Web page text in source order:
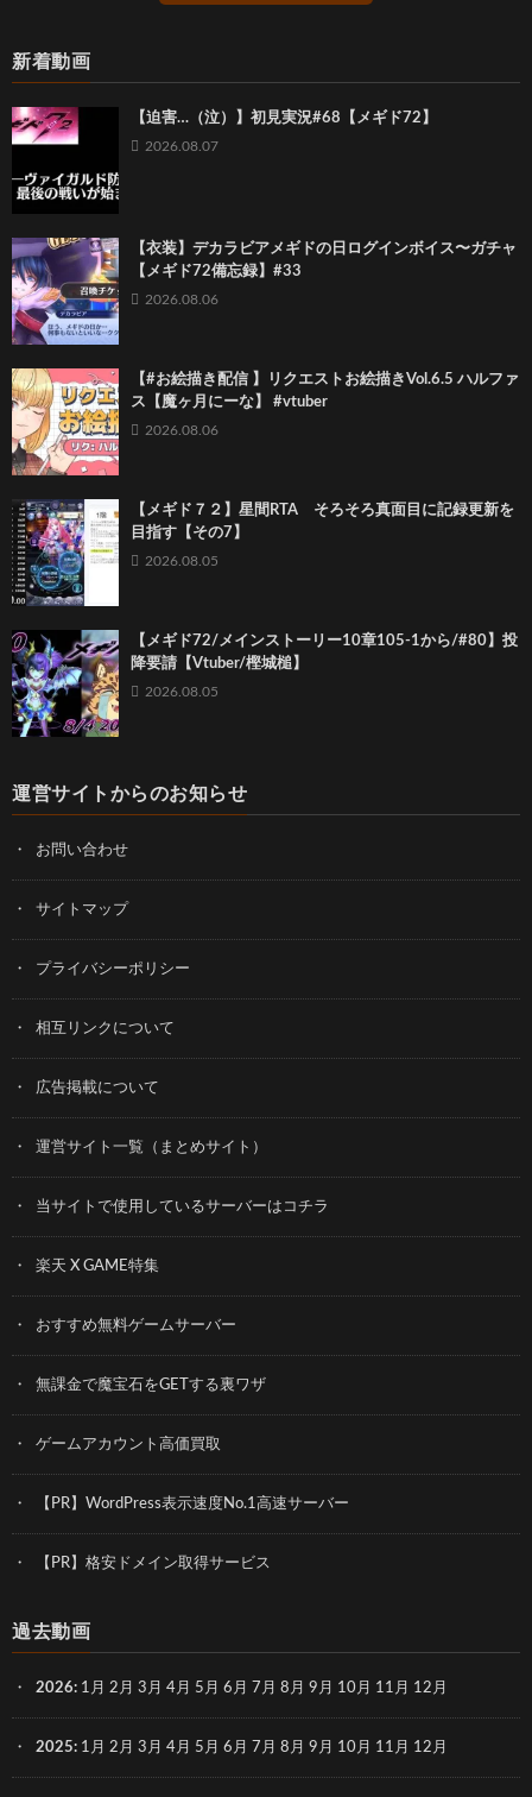
新着動画
【迫害…（泣）】初見実況#68【メギド72】
2026.08.07
【衣装】デカラビアメギドの日ログインボイス〜ガチャ
【メギド72備忘録】#33
2026.08.06
【#お絵描き配信 】リクエストお絵描きVol.6.5 ハルファ
ス【魔ヶ月にーな】 #vtuber
2026.08.06
【メギド７２】星間RTA そろそろ真面目に記録更新を
目指す【その7】
2026.08.05
【メギド72/メインストーリー10章105-1から/#80】投
降要請【Vtuber/樫城槌】
2026.08.05
運営サイトからのお知らせ
お問い合わせ
サイトマップ
プライバシーポリシー
相互リンクについて
広告掲載について
運営サイト一覧（まとめサイト）
当サイトで使用しているサーバーはコチラ
楽天 X GAME特集
おすすめ無料ゲームサーバー
無課金で魔宝石をGETする裏ワザ
ゲームアカウント高価買取
【PR】WordPress表示速度No.1高速サーバー
【PR】格安ドメイン取得サービス
過去動画
2026: 1月 2月 3月 4月 5月 6月 7月 8月 9月 10月 11月 12月
2025: 1月 2月 3月 4月 5月 6月 7月 8月 9月 10月 11月 12月